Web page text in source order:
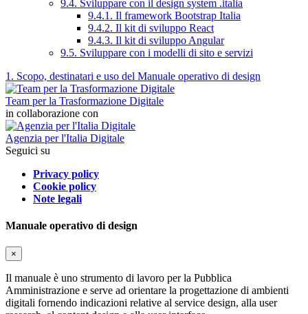
9.4. Sviluppare con il design system .italia
9.4.1. Il framework Bootstrap Italia
9.4.2. Il kit di sviluppo React
9.4.3. Il kit di sviluppo Angular
9.5. Sviluppare con i modelli di sito e servizi
1. Scopo, destinatari e uso del Manuale operativo di design
Team per la Trasformazione Digitale
in collaborazione con
Agenzia per l'Italia Digitale
Seguici su
Privacy policy
Cookie policy
Note legali
Manuale operativo di design
×
Il manuale è uno strumento di lavoro per la Pubblica
Amministrazione e serve ad orientare la progettazione di ambienti
digitali fornendo indicazioni relative al service design, alla user